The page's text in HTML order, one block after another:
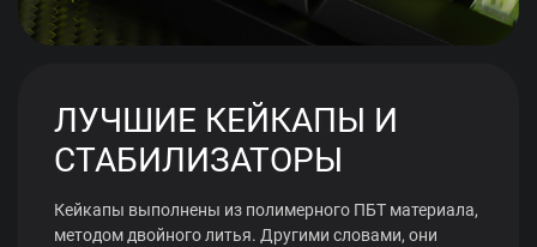
ЛУЧШИЕ КЕЙКАПЫ И
СТАБИЛИЗАТОРЫ
Кейкапы выполнены из полимерного ПБТ материала,
методом двойного литья. Другими словами, они